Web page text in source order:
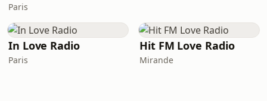
Paris
In Love Radio
Paris
Hit FM Love Radio
Mirande